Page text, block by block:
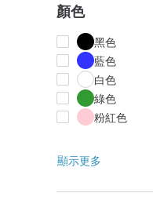
顏色
黑色
藍色
白色
綠色
粉紅色
顯示更多